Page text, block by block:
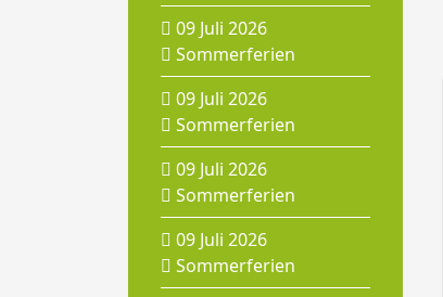
09 Juli 2026
Sommerferien
09 Juli 2026
Sommerferien
09 Juli 2026
Sommerferien
09 Juli 2026
Sommerferien